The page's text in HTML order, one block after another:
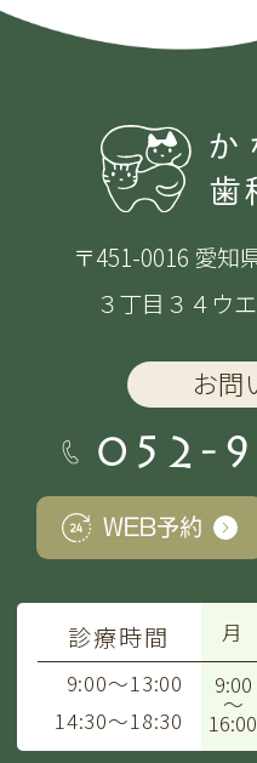
〒451-0016 愛知
３丁目３４ウ
お問
052-
WEB予約
診療時間 月
9:00～13:00 9:00
～
16:00
14:30～18:30